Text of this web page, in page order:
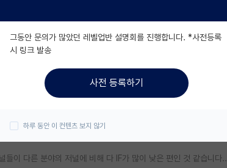
는지가 조금 중요하게 여겨지는 것 같던데
이 다른 분야의 저널에 비해 다 IF가 많이 낮은 편인 것 같습니다..
그동안 문의가 많았던 레벨업반 설명회를 진행합니다. *사전등록
시 링크 발송
사전 등록하기
하루 동안 이 컨텐츠 보지 않기